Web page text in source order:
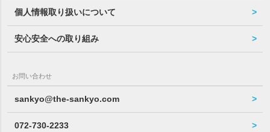
個人情報取り扱いについて
安心安全への取り組み
お問い合わせ
sankyo@the-sankyo.com
072-730-2233